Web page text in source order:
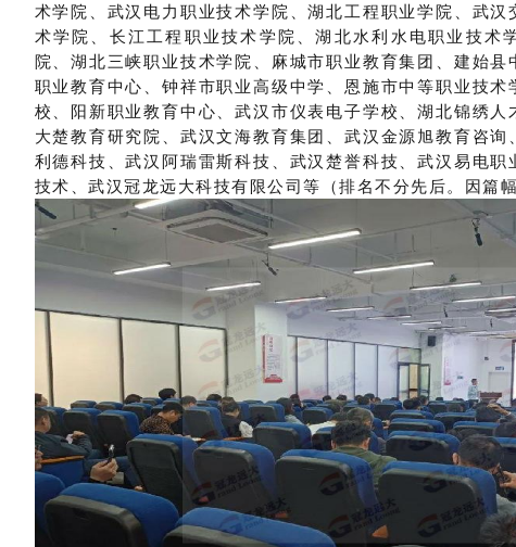
术学院、武汉电力职业技术学院、湖北工程职业学院、武汉
术学院、长江工程职业技术学院、湖北水利水电职业技术
院、湖北三峡职业技术学院、麻城市职业教育集团、建始县
职业教育中心、钟祥市职业高级中学、恩施市中等职业技术
校、阳新职业教育中心、武汉市仪表电子学校、湖北锦绣人
大楚教育研究院、武汉文海教育集团、武汉金源旭教育咨
利德科技、武汉阿瑞雷斯科技、武汉楚誉科技、武汉易电职
技术、武汉冠龙远大科技有限公司等（排名不分先后。 因篇